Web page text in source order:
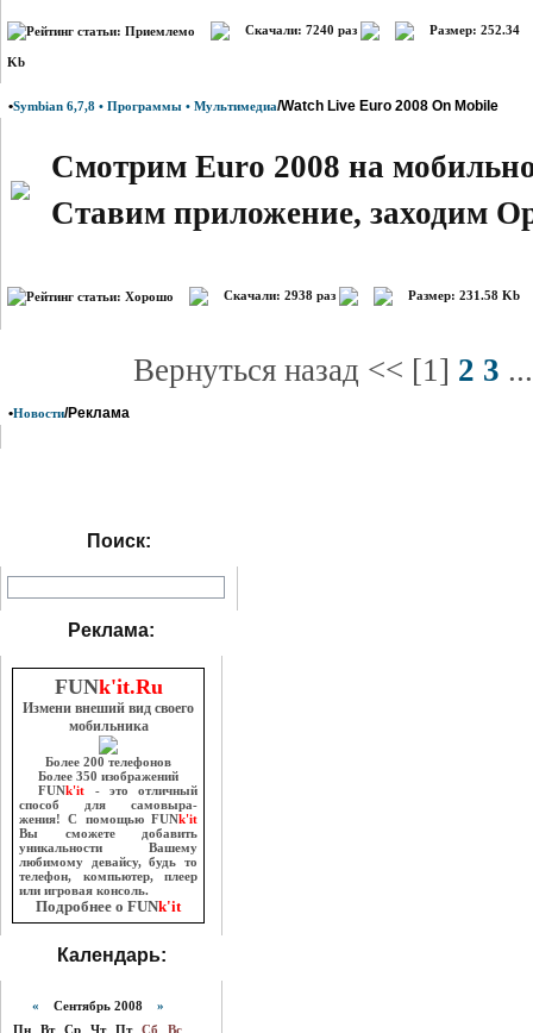
Скачали: 7240 раз Размер: 252.34
Kb
•Symbian 6,7,8 • Программы • Мультимедиа/Watch Live Euro 2008 On Mobile
Смотрим Euro 2008 на
Ставим приложение, заходим
Скачали: 2938 раз Размер: 231.58 Kb
Вернуться назад << [1] 2 3
•Новости/Реклама
Поиск:
Реклама:
FUNk'it.Ru
Измени внеший вид своего
мобильника
Более 200 телефонов
Более 350 изображений
FUNk'it - это отличный
способ для самовыра-
жения! С помощью FUNk'it
Вы сможете добавить
уникальности Вашему
любимому девайсу, будь то
телефон, компьютер, плеер
или игровая консоль.
Подробнее о FUNk'it
Календарь:
« Сентябрь 2008 »
Пн
Вт Ср Чт Пт Сб Вс